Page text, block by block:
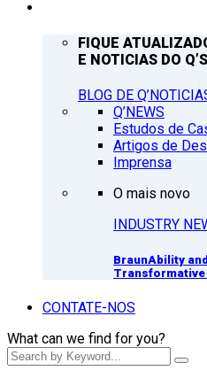
FIQUE
E NOTICIAS DO
BLOG DE
Q’NEWS
Estudos de
Artigos de
Imprensa
O mais novo
INDUSTRY
BraunAbility
CONTATE-NOS
What can we find for you?